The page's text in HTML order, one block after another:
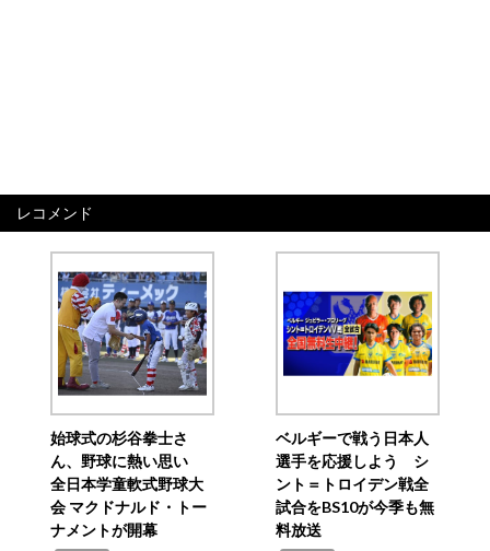
レコメンド
始球式の杉谷拳士さ
ん、野球に熱い思い
全日本学童軟式野球大
会 マクドナルド・トー
ナメントが開幕
ベルギーで戦う日本人
選手を応援しよう シ
ント＝トロイデン戦全
試合をBS10が今季も無
料放送